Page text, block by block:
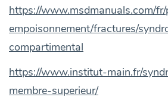
https://www.msdmanuals.com/
empoisonnement/fractures/
compartimental
https://www.institut-main.fr/
membre-superieur/